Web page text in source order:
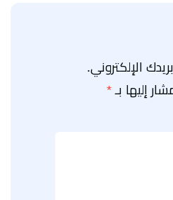
الإلكتروني.
إليها بـ *